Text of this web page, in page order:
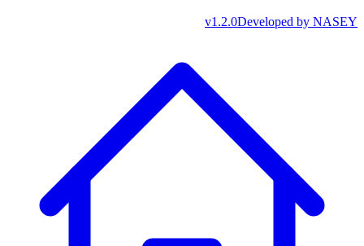
Developed by NASEY
v1.2.0